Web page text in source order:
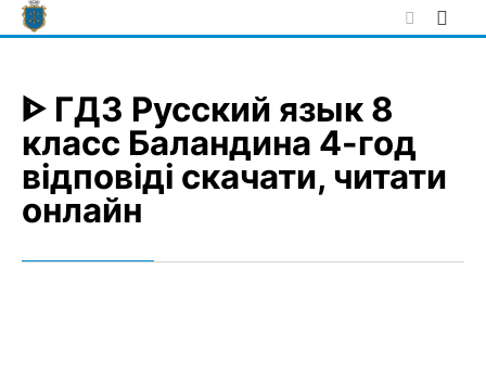
Skip
to
ᐈ ГДЗ Русский язык 8
класс Баландина 4-год
відповіді скачати, читати
онлайн